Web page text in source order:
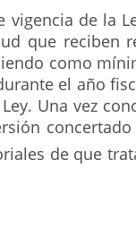
de la
que reciben
como
el año
Una vez
de que